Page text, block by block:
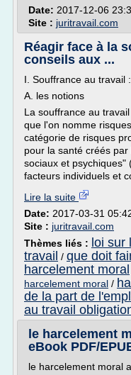
Date: 2017-12-06
Site : juritravail.com
Réagir face à la
conseils aux ...
I. Souffrance au travail
A. les notions
La souffrance au
que l'on nomme
catégorie de risques
pour la santé créés
sociaux et psychiques"
facteurs individuels et
Lire la suite
Date: 2017-03-31
Site : juritravail.com
Thèmes liés : loi sur
travail / que doit
harcelement moral
harcelement moral /
de la part de
au travail
le harcelement
eBook PDF/
le harcelement moral